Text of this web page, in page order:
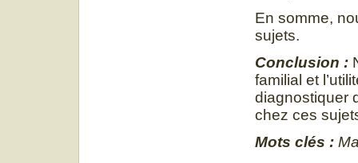
En somme,
sujets.
Conclusion :
familial et
diagnostiquer
chez ces
Mots clés :